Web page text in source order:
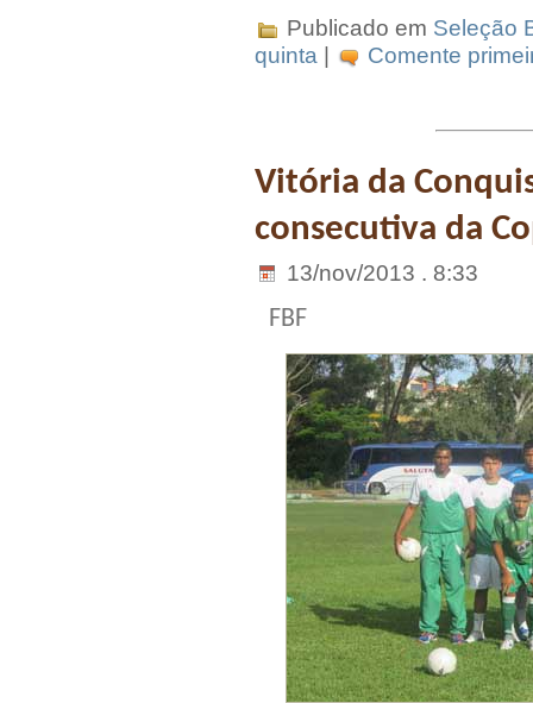
Publicado em Seleção
quinta
Comente
Vitória da
consecutiva da
13/nov/2013 . 8:33
FBF